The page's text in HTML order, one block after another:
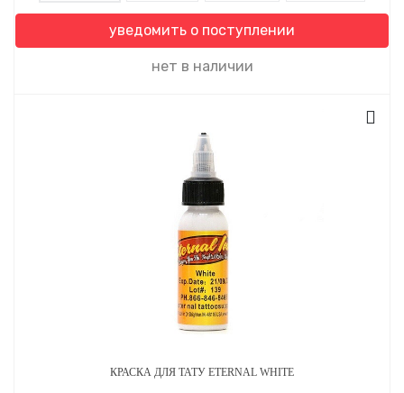
уведомить о поступлении
нет в наличии
КРАСКА ДЛЯ ТАТУ ETERNAL WHITE